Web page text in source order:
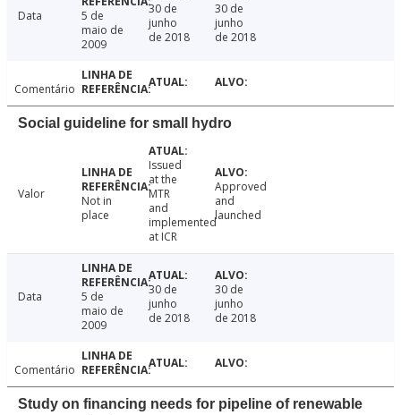
Data
5 de
maio de
2009
30 de
junho
de 2018
30 de
junho
de 2018
Comentário
Social guideline for small hydro
Valor
Not in
place
Issued
at the
MTR
and
implemented
at ICR
Approved
and
launched
Data
5 de
maio de
2009
30 de
junho
de 2018
30 de
junho
de 2018
Comentário
Study on financing needs for pipeline of renewable